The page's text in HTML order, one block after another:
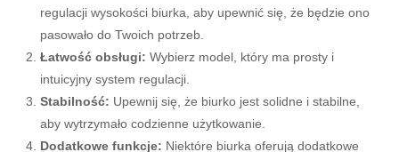
regulacji wysokości biurka, aby upewnić się, że będzie ono
pasowało do Twoich potrzeb.
Łatwość obsługi: Wybierz model, który ma prosty i
intuicyjny system regulacji.
Stabilność: Upewnij się, że biurko jest solidne i stabilne,
aby wytrzymało codzienne użytkowanie.
Dodatkowe funkcje: Niektóre biurka oferują dodatkowe